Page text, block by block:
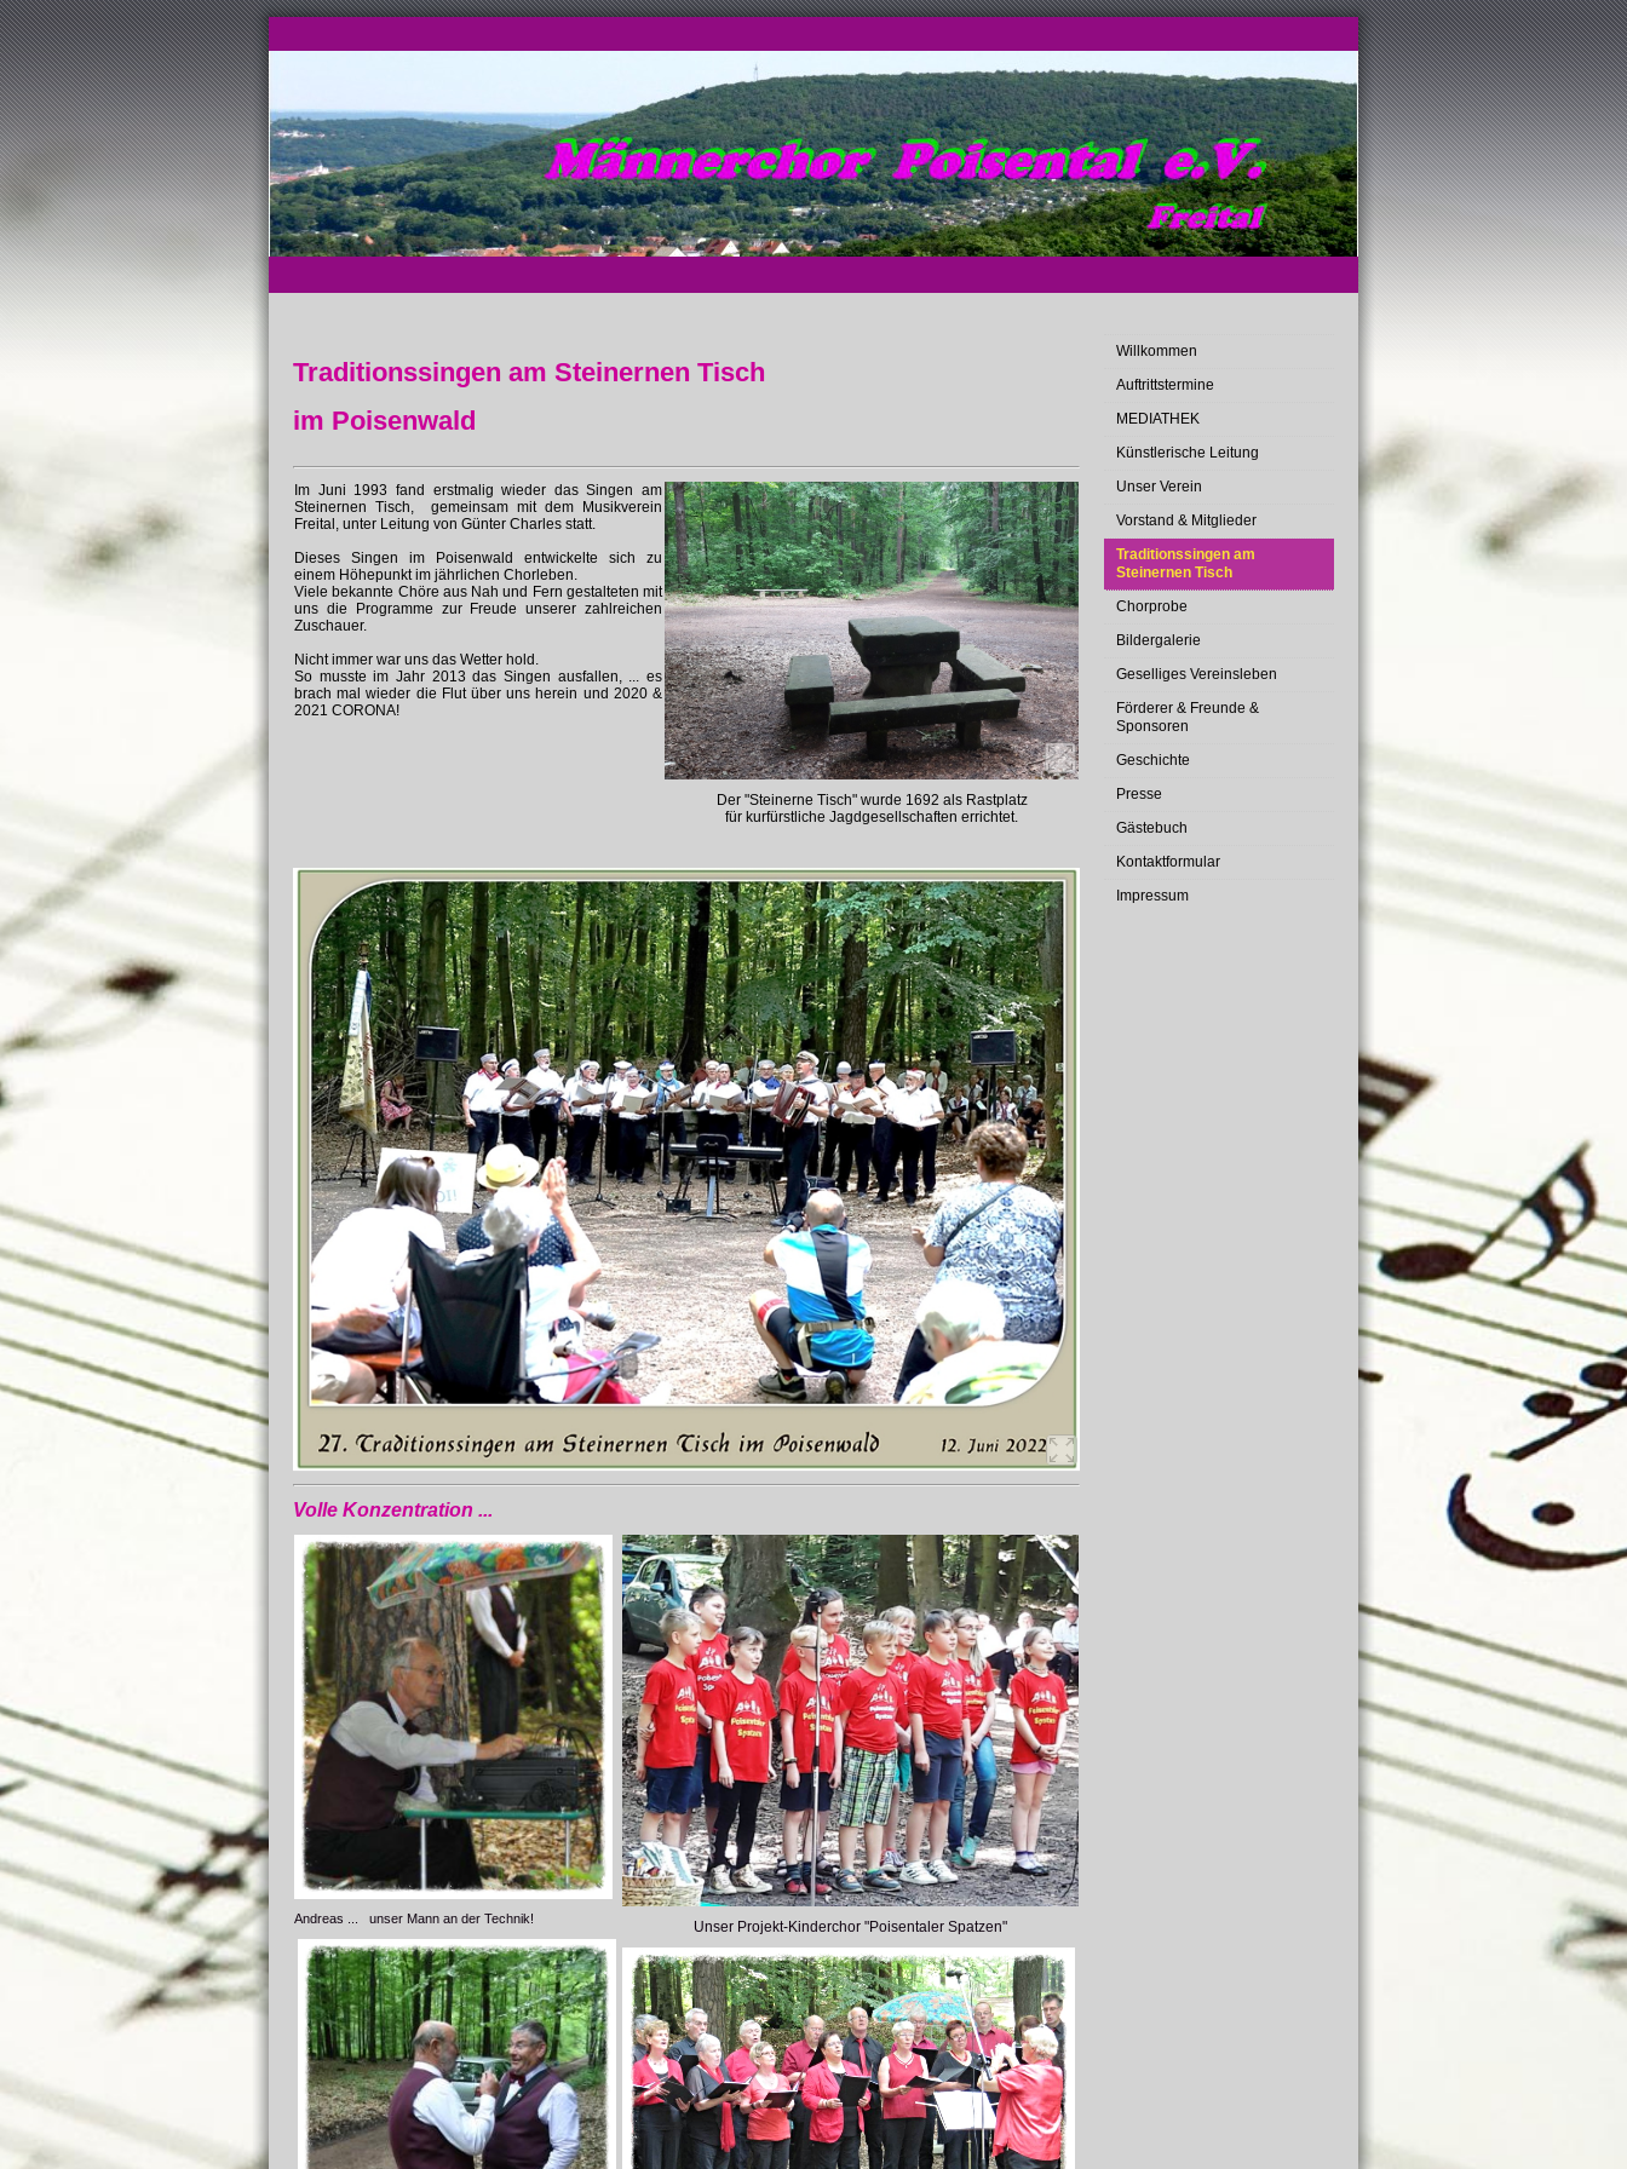
Willkommen
Auftrittstermine
MEDIATHEK
Künstlerische Leitung
Unser Verein
Vorstand & Mitglieder
Traditionssingen am
Steinernen Tisch
Chorprobe
Bildergalerie
Geselliges Vereinsleben
Förderer & Freunde &
Sponsoren
Geschichte
Presse
Gästebuch
Kontaktformular
Impressum
Traditionssingen am Steinernen Tisch
im Poisenwald
Im Juni 1993 fand erstmalig wieder das Singen am
Steinernen Tisch, gemeinsam mit dem Musikverein
Freital, unter Leitung von Günter Charles statt.
Dieses Singen im Poisenwald entwickelte sich zu
einem Höhepunkt im jährlichen Chorleben.
Viele bekannte Chöre aus Nah und Fern gestalteten mit
uns die Programme zur Freude unserer zahlreichen
Zuschauer.
Nicht immer war uns das Wetter hold.
So musste im Jahr 2013 das Singen ausfallen, ... es
brach mal wieder die Flut über uns herein und 2020 &
2021 CORONA!
Der "Steinerne Tisch" wurde 1692 als Rastplatz
für kurfürstliche Jagdgesellschaften errichtet.
Volle Konzentration ...
Andreas ... unser Mann an der Technik! Unser Projekt-Kinderchor "Poisentaler Spatzen"